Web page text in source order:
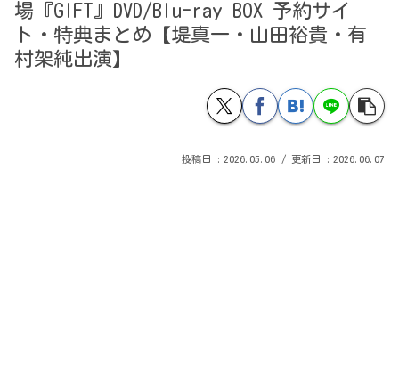
場『GIFT』DVD/Blu-ray BOX 予約サイ
ト・特典まとめ【堤真一・山田裕貴・有
村架純出演】
2026.05.06 2026.06.07